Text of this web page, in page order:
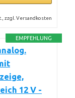
zzgl. Versandkosten
EMPFEHLUNG
12 V -